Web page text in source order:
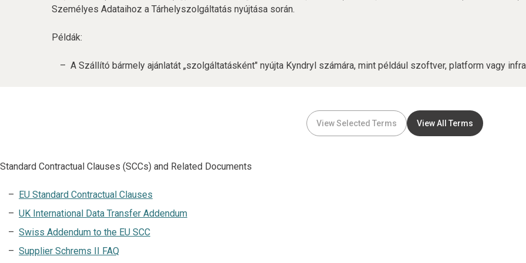
Személyes Adataihoz a Tárhelyszolgáltatás nyújtása során.
Példák:
A Szállító bármely ajánlatát „szolgáltatásként" nyújta Kyndryl számára, mint például szoftver, platform vagy
View Selected Terms View All Terms
Standard Contractual Clauses (SCCs) and Related Documents
EU Standard Contractual Clauses
UK International Data Transfer Addendum
Swiss Addendum to the EU SCC
Supplier Schrems II FAQ